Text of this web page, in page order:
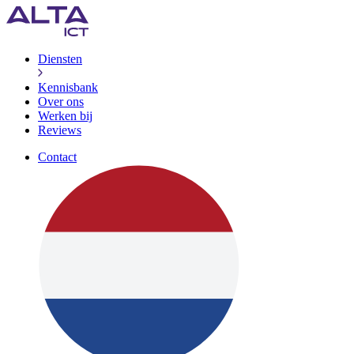
Diensten
Kennisbank
Over ons
Werken bij
Reviews
Contact